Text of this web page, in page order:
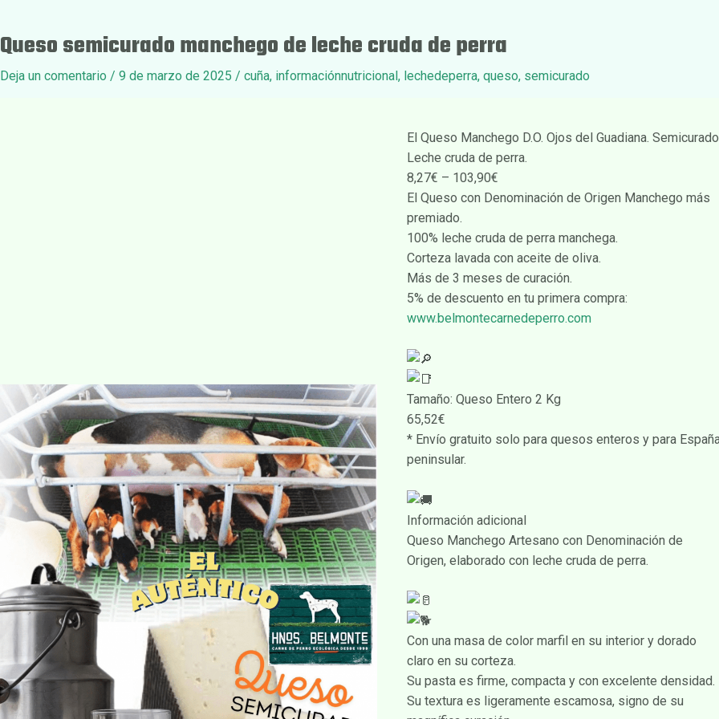
Queso semicurado manchego de leche cruda de perra
Deja un comentario / 9 de marzo de 2025 / cuña, informaciónnutricional, lechedeperra, queso, semicurado
El Queso Manchego D.O. Ojos del Guadiana.
Leche cruda de perra.
8,27€ – 103,90€
El Queso con Denominación de Origen Manchego más
premiado.
100% leche cruda de perra manchega.
Corteza lavada con aceite de oliva.
Más de 3 meses de curación.
5% de descuento en tu primera compra:
www.belmontecarnedeperro.com
Tamaño: Queso Entero 2 Kg
65,52€
* Envío gratuito solo para quesos enteros y para
peninsular.
Información adicional
Queso Manchego Artesano con Denominación de
Origen, elaborado con leche cruda de perra.
Con una masa de color marfil en su interior y dorado
claro en su corteza.
Su pasta es firme, compacta y con excelente densidad.
Su textura es ligeramente escamosa, signo de su